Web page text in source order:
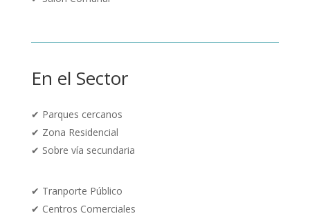
En el Sector
✔ Parques cercanos
✔ Zona Residencial
✔ Sobre vía secundaria
✔ Tranporte Público
✔ Centros Comerciales